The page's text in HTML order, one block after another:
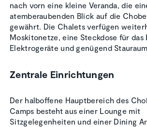
nach vorn eine kleine Veranda, die
atemberaubenden Blick auf die
gewährt. Die Chalets verfügen
Moskitonetze, eine Steckdose für das
Elektrogeräte und genügend
Zentrale Einrichtungen
Der halboffene Hauptbereich des
Camps besteht aus einer Lounge mit
Sitzgelegenheiten und einer Dining